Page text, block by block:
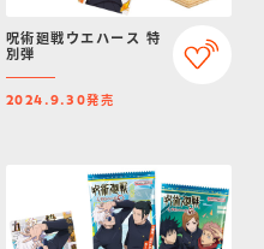
呪術廻戦ウエハース 特
別弾
2024.9.30発売